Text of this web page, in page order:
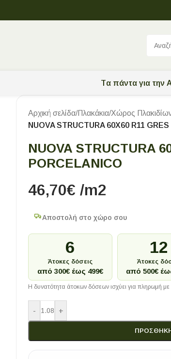
Tα πάντα για την
Αρχική σελίδα/Πλακάκια/Χώρος
NUOVA STRUCTURA 60X60 R11
NUOVA STRUCTURA
PORCELANICO
46,70€ /m2
Αποστολή στο χώρο σου
6
Άτοκες δόσεις
από 300€ έως 499€
12
Άτοκες
από 500€
Η δυνατότητα άτοκων δόσεων ισχύει για πληρωμή
- +